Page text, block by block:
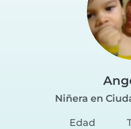
Niñera en
Edad